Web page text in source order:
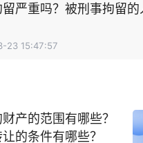
严重吗？被刑事拘留
23 15:47:57
产的范围有哪些？
的条件有哪些？